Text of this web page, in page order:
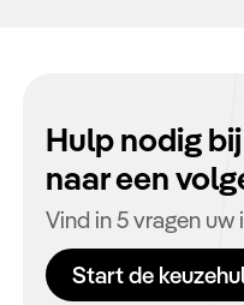
Hulp nodig
naar een
Vind in 5 vragen
Start de